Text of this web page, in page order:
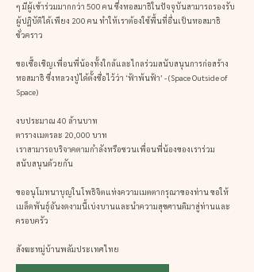
ๆ มีผู้เข้าร่วมมากกว่า 500 คน ซึ่งหอสมาธิในปัจจุบันสามารถรองรับ
ผู้ปฏิบัติได้เพียง 200 คน ทำให้เราต้องใช้พื้นที่อื่นเป็นหอสมาธิ
ชั่วคราว
ขอเชื้อเชิญเพื่อนพี่น้องทั้งใกล้และไกลร่วมสนับสนุนการก่อสร้าง
หอสมาธิ ซึ่งหลวงปู่ได้ตั้งชื่อไว้ว่า ‘ฟ้าพ้นฟ้า’ - (Space Outside of
Space)
งบประมาณ 40 ล้านบาท
ตารางเมตรละ 20,000 บาท
เราสามารถบริจาคตามกำลังหรือชวนเพื่อนพี่น้องของเราร่วม
สนับสนุนด้วยกัน
ขออนุโมทนาบุญในโพธิจิตแห่งความเมตตากรุณาของท่าน ขอให้
เมล็ดพันธุ์อันงดงามนี้เบ่งบานและนำความสุขศานติมาสู่ท่านและ
ครอบครัว
สังฆะหมู่บ้านพลัมประเทศไทย